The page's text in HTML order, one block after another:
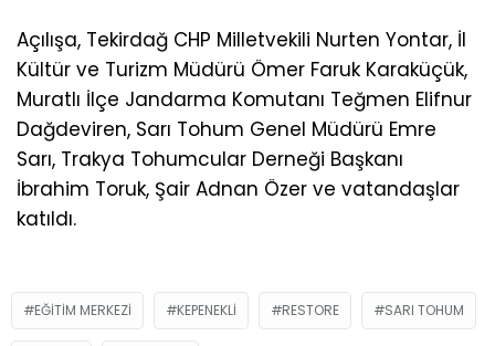
Açılışa, Tekirdağ CHP Milletvekili Nurten Yontar, İl
Kültür ve Turizm Müdürü Ömer Faruk Karaküçük,
Muratlı İlçe Jandarma Komutanı Teğmen Elifnur
Dağdeviren, Sarı Tohum Genel Müdürü Emre
Sarı, Trakya Tohumcular Derneği Başkanı
İbrahim Toruk, Şair Adnan Özer ve vatandaşlar
katıldı.
EĞITIM MERKEZI KEPENEKLI RESTORE SARI TOHUM